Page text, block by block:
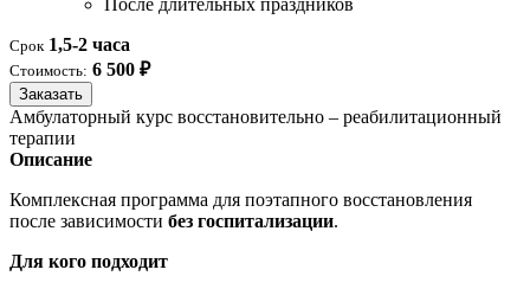
Срок 1,5-2 часа
Стоимость: 6 500 ₽
Заказать
Амбулаторный курс восстановительно – реабилитационный
терапии
Описание
Комплексная программа для поэтапного восстановления
после зависимости без госпитализации.
Для кого подходит